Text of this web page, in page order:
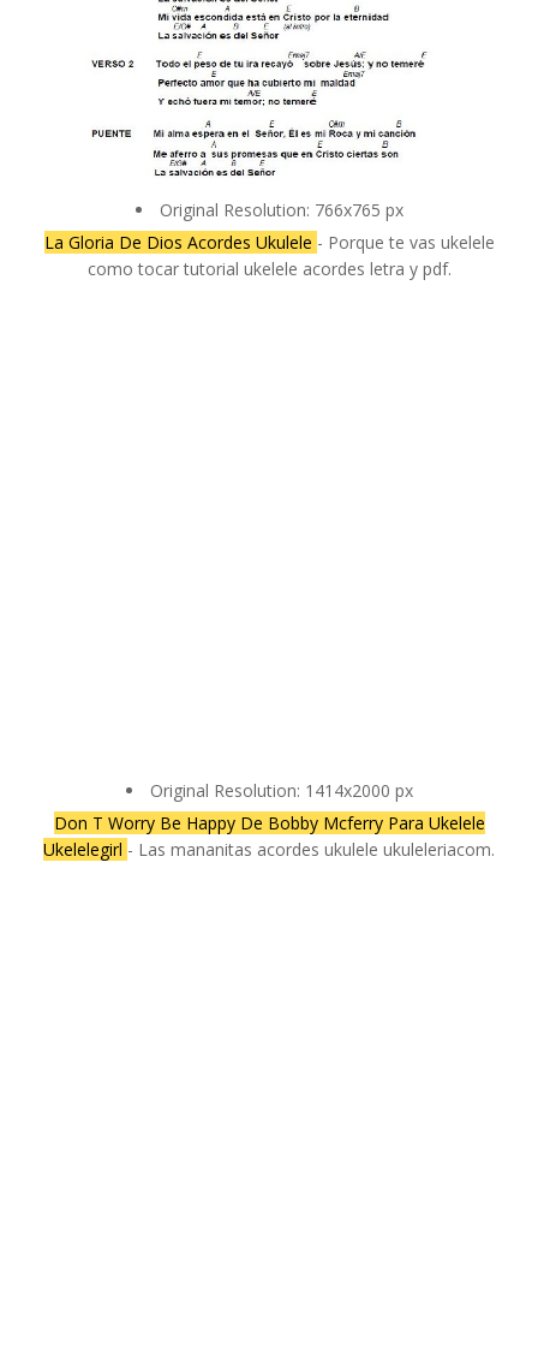
Original Resolution: 766x765 px
La Gloria De Dios Acordes Ukulele - Porque te vas ukelele
como tocar tutorial ukelele acordes letra y pdf.
Original Resolution: 1414x2000 px
Don T Worry Be Happy De Bobby Mcferry Para Ukelele
Ukelelegirl - Las mananitas acordes ukulele ukuleleriacom.